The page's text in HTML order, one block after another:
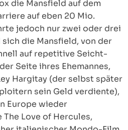
die Mansfield auf dem
auf eben 20 Mio.
jedoch nur zwei oder drei
die Mansfield, von der
auf repetitive Seicht-
Seite ihres Ehemannes,
Hargitay (der selbst später
sein Geld verdiente),
Europe wieder
Love of Hercules,